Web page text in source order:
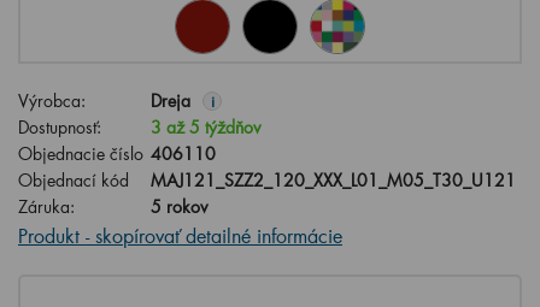
Výrobca: Dreja i
Dostupnosť:
3 až 5 týždňov
Objednacie číslo 406110
Objednací kód
MAJ121_SZZ2_120_XXX_L01_M05_T30_U121
Záruka:
5 rokov
Produkt - skopírovať detailné informácie